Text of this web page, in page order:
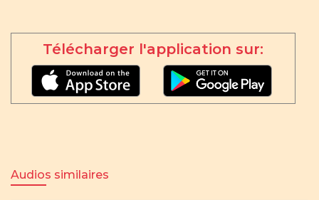
Télécharger l'application sur:
Audios similaires